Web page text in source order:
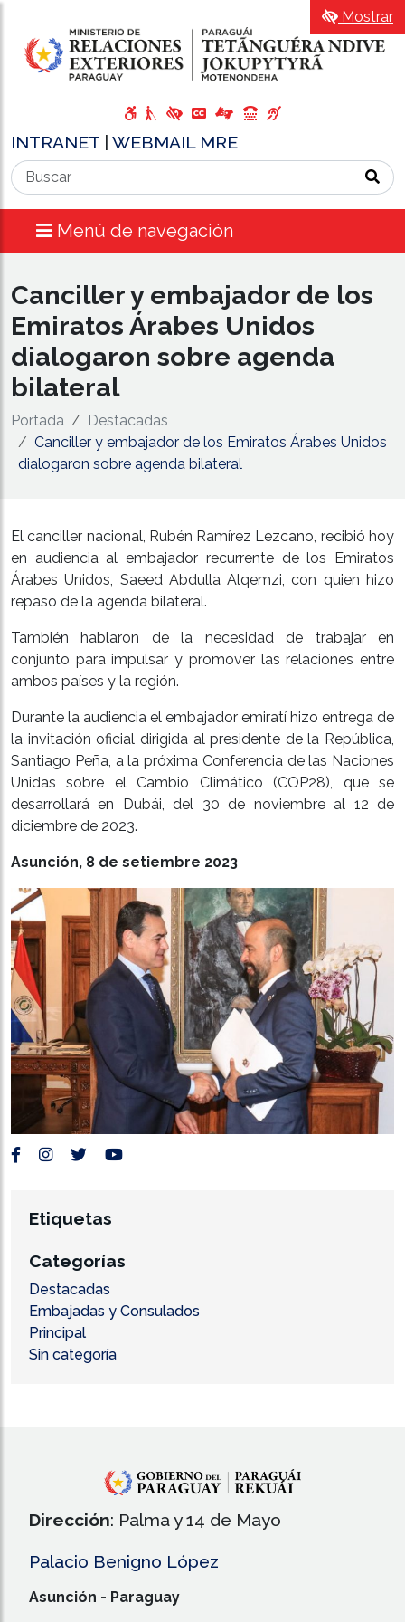
INTRANET WEBMAIL MRE
Menú de navegación
Mostrar
Canciller y embajador de los
Emiratos Árabes Unidos
dialogaron sobre agenda
bilateral
Portada
Destacadas
Canciller y embajador de los Emiratos Árabes Unidos
dialogaron sobre agenda bilateral
El canciller nacional, Rubén Ramírez Lezcano, recibió hoy
en audiencia al embajador recurrente de los Emiratos
Árabes Unidos, Saeed Abdulla Alqemzi, con quien hizo
repaso de la agenda bilateral.
También hablaron de la necesidad de trabajar en
conjunto para impulsar y promover las relaciones entre
ambos países y la región.
Durante la audiencia el embajador emiratí hizo entrega de
la invitación oficial dirigida al presidente de la República,
Santiago Peña, a la próxima Conferencia de las Naciones
Unidas sobre el Cambio Climático (COP28), que se
desarrollará en Dubái, del 30 de noviembre al 12 de
diciembre de 2023.
Asunción, 8 de setiembre 2023
Etiquetas
Categorías
Destacadas
Embajadas y Consulados
Principal
Sin categoría
Dirección: Palma y 14 de Mayo
Palacio Benigno López
Asunción - Paraguay